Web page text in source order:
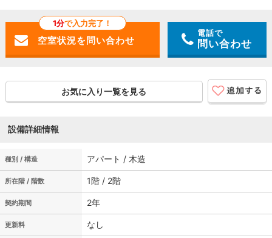
1分で入力完了！
電話で
問い合わせ
お気に入り一覧を見る
設備詳細情報
種別 / 構造 アパート / 木造
所在階 / 階数 1階 / 2階
契約期間 2年
更新料 なし